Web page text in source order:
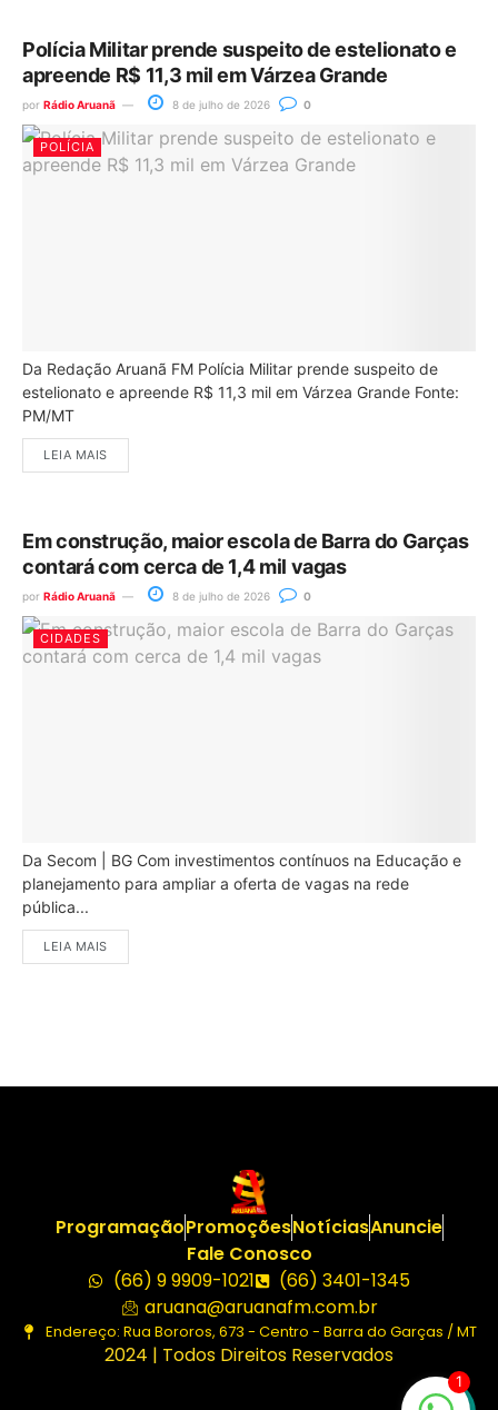
Polícia Militar prende suspeito de estelionato e
apreende R$ 11,3 mil em Várzea Grande
por Rádio Aruanã 8 de julho de 2026 0
POLÍCIA
Da Redação Aruanã FM Polícia Militar prende suspeito de
estelionato e apreende R$ 11,3 mil em Várzea Grande Fonte:
PM/MT
LEIA MAIS
Em construção, maior escola de Barra do Garças
contará com cerca de 1,4 mil vagas
por Rádio Aruanã 8 de julho de 2026 0
CIDADES
Da Secom | BG Com investimentos contínuos na Educação e
planejamento para ampliar a oferta de vagas na rede
pública...
LEIA MAIS
ProgramaçãoPromoçõesNotíciasAnuncie
Fale Conosco
(66) 9 9909-1021
(66) 3401-1345
aruana@aruanafm.com.br
Endereço: Rua Bororos, 673 - Centro - Barra do Garças / MT
2024 | Todos Direitos Reservados
1